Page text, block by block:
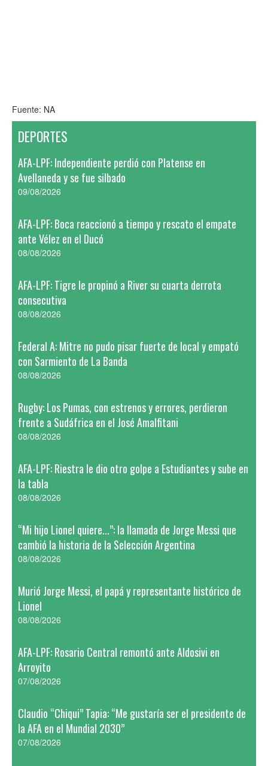
Fuente: NA
DEPORTES
AFA-LPF: Independiente perdió con Platense en
Avellaneda y se fue silbado
09/08/2026
AFA-LPF: Boca reaccionó a tiempo y rescato el empate
ante Vélez en el Ducó
08/08/2026
AFA-LPF: Tigre le propinó a River su cuarta derrota
consecutiva
08/08/2026
Federal A: Mitre no pudo pisar fuerte de local y empató
con Sarmiento de La Banda
08/08/2026
Rugby: Los Pumas, con estrenos y errores, perdieron
frente a Sudáfrica en el José Amalfitani
08/08/2026
AFA-LPF: Riestra le dio otro golpe a Estudiantes y sube en
la tabla
08/08/2026
“Mi hijo Lionel quiere...”: la llamada de Jorge Messi que
cambió la historia de la Selección Argentina
08/08/2026
Murió Jorge Messi, el papá y representante histórico de
Lionel
08/08/2026
AFA-LPF: Rosario Central remontó ante Aldosivi en
Arroyito
07/08/2026
Claudio “Chiqui” Tapia: “Me gustaría ser el presidente de
la AFA en el Mundial 2030”
07/08/2026